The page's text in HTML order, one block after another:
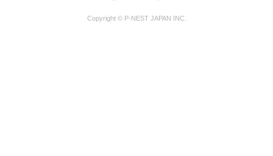
Copyright © P-NEST JAPAN INC.